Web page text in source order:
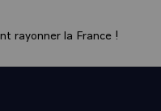
classe moyenne, qui ne
rayonner la France !